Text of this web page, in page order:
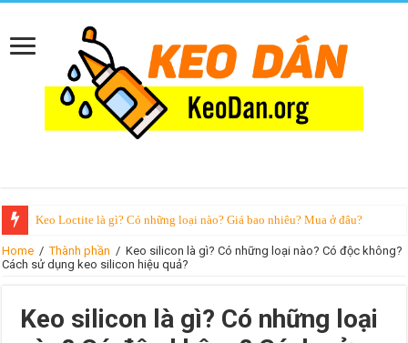
Keo Loctite là gì? Có những loại nào? Giá bao nhiêu? Mua ở đâu?
Home / Thành phần / Keo silicon là gì? Có những loại nào? Có độc không?
Cách sử dụng keo silicon hiệu quả?
Keo silicon là gì? Có những loại